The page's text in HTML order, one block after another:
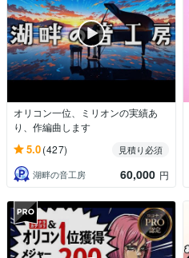
オリコン一位、ミリオンの実績あ
り、作編曲します
5.0(427)
見積り必須
湖畔の音工房
60,000 円